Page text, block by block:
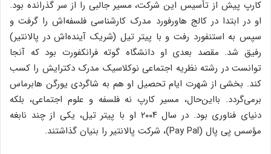
کارپ پیش از تأسیس این شرکت، مسیر جالبی را از سر گذرانده بود.
او در ابتدا در کالج هاورفورد مدرک کارشناسی فلسفه‌اش را گرفت و
سپس به استنفورد رفت و با پیتر تیل (شریک آینده‌اش در پالانتیر)
رفیق شد. مقصد بعدی او دانشگاه گوته فرانکفورت بود که آنجا
توانست در رشته نظریه اجتماعی نوکلاسیک مدرک دکترایش را کسب
کند. بخشی از شهرت ایام تحصیل او هم به شاگردی یورگن هابرماس
برمی‌گردد. بااین‌حال، مسیر کارپ نه فلسفه و علوم اجتماعی، بلکه
دنیای فناوری بود. در سال ۲۰۰۴ او با پیتر تیل، یکی از چند نابغه
مؤسس پی پال (Pay Pal)، شرکت پالانتیر را بنیان گذاشتند.